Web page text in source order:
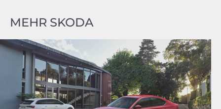
MEHR SKODA